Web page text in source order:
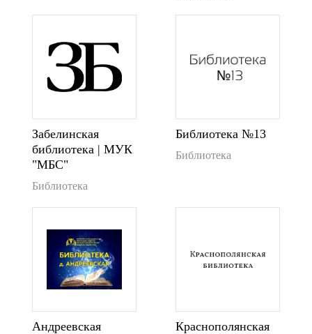
Забелинская
библиотека | МУК
"МБС"
Библиотека
Библиотека №13
Библиотека
Андреевская
Краснополянская